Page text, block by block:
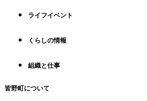
ライフイベント
くらしの情報
組織と仕事
皆野町について